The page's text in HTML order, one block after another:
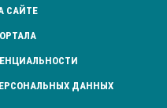
САЙТЕ
ДАННЫХ